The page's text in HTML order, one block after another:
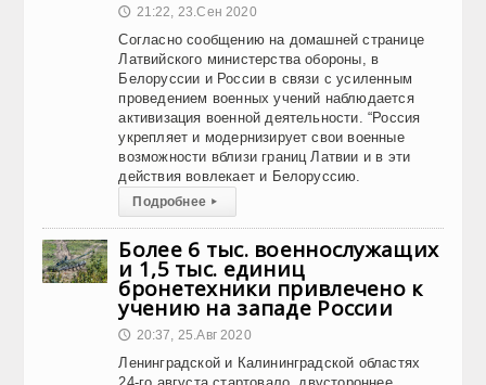
🕔 21:22, 23.Сен 2020
Согласно сообщению на домашней странице
Латвийского министерства обороны, в
Белоруссии и России в связи с усиленным
проведением военных учений наблюдается
активизация военной деятельности. “Россия
укрепляет и модернизирует свои военные
возможности вблизи границ Латвии и в эти
действия вовлекает и Белоруссию.
Подробнее ▸
Более 6 тыс. военнослужащих
и 1,5 тыс. единиц
бронетехники привлечено к
учению на западе России
🕔 20:37, 25.Авг 2020
Ленинградской и Калининградской областях